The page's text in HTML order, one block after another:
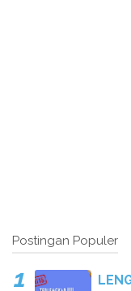
Postingan Populer